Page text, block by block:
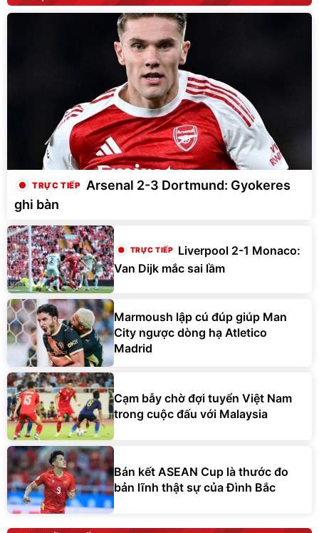
Arsenal 2-3 Dortmund: Gyokeres
ghi bàn
Liverpool 2-1 Monaco:
Van Dijk mắc sai lầm
Marmoush lập cú đúp giúp Man
City ngược dòng hạ Atletico
Madrid
Cạm bẫy chờ đợi tuyển Việt Nam
trong cuộc đấu với Malaysia
Bán kết ASEAN Cup là thước đo
bản lĩnh thật sự của Đình Bắc